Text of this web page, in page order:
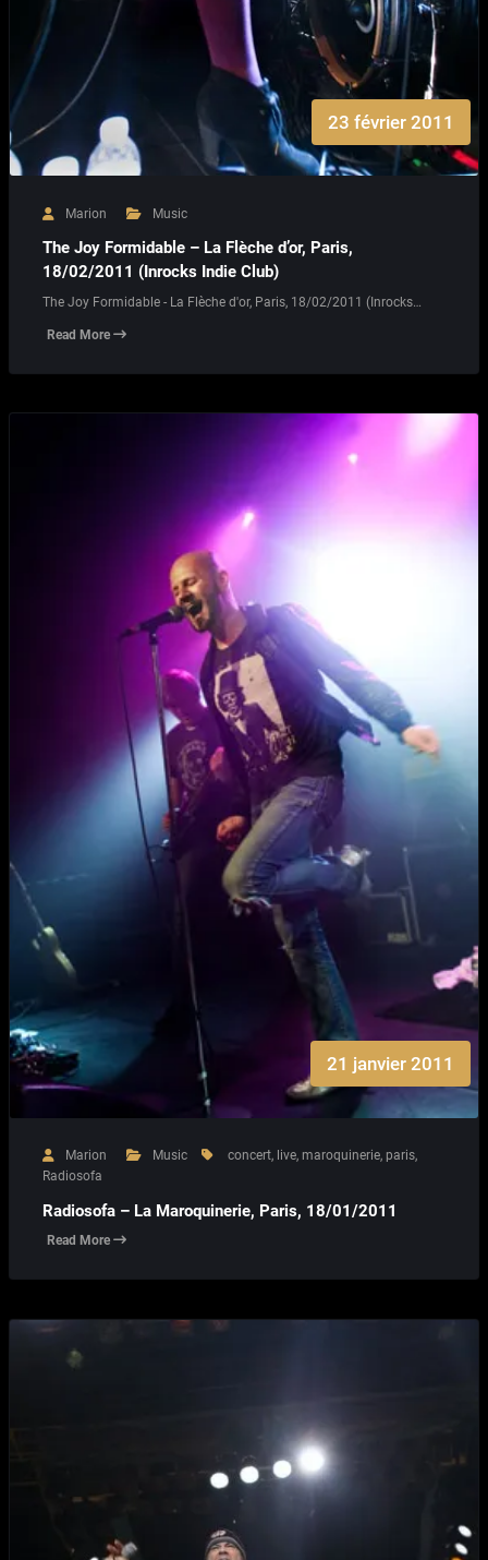
23 février 2011
Marion Music
The Joy Formidable – La Flèche d’or, Paris,
18/02/2011 (Inrocks Indie Club)
The Joy Formidable - La Flèche d'or, Paris, 18/02/2011 (Inrocks…
Read More
21 janvier 2011
Marion Music concert, live, maroquinerie, paris,
Radiosofa
Radiosofa – La Maroquinerie, Paris, 18/01/2011
Read More